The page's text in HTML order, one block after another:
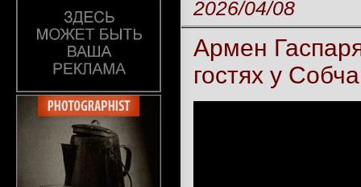
2026/04/08
Армен
гостях у